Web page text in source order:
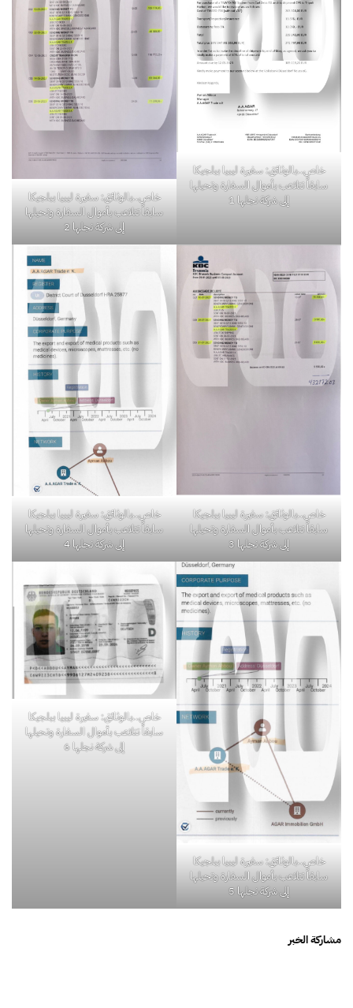
خاص..بالوثائق: سفيرة ليبيا ببلجيكا
سابقاً تتلاعب بأموال السفارة وتحيلها
إلى شركة نجلها 1
خاص..بالوثائق: سفيرة ليبيا ببلجيكا
سابقاً تتلاعب بأموال السفارة وتحيلها
إلى شركة نجلها 2
خاص..بالوثائق: سفيرة ليبيا ببلجيكا
سابقاً تتلاعب بأموال السفارة وتحيلها
إلى شركة نجلها 3
خاص..بالوثائق: سفيرة ليبيا ببلجيكا
سابقاً تتلاعب بأموال السفارة وتحيلها
إلى شركة نجلها 4
خاص..بالوثائق: سفيرة ليبيا ببلجيكا
سابقاً تتلاعب بأموال السفارة وتحيلها
إلى شركة نجلها 5
خاص..بالوثائق: سفيرة ليبيا ببلجيكا
سابقاً تتلاعب بأموال السفارة وتحيلها
إلى شركة نجلها 6
مشاركة الخبر